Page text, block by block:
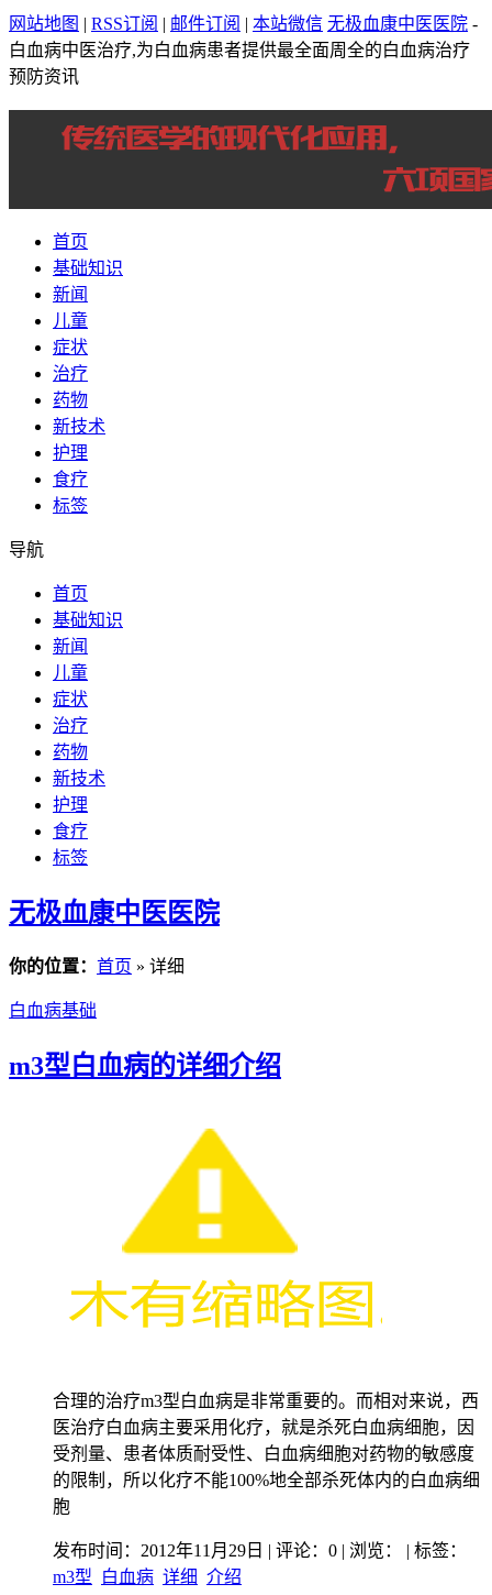
网站地图 | RSS订阅 | 邮件订阅 | 本站微信 无极血康中医医院 -
白血病中医治疗,为白血病患者提供最全面周全的白血病治疗
预防资讯
首页
基础知识
新闻
儿童
症状
治疗
药物
新技术
护理
食疗
标签
导航
首页
基础知识
新闻
儿童
症状
治疗
药物
新技术
护理
食疗
标签
无极血康中医医院
你的位置： 首页 » 详细
白血病基础
m3型白血病的详细介绍
合理的治疗m3型白血病是非常重要的。而相对来说，西
医治疗白血病主要采用化疗，就是杀死白血病细胞，因
受剂量、患者体质耐受性、白血病细胞对药物的敏感度
的限制，所以化疗不能100%地全部杀死体内的白血病细
胞
发布时间：2012年11月29日 | 评论：0 | 浏览：
| 标签：
m3型
白血病 详细 介绍